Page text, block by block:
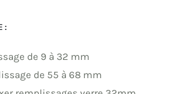
:
de 9 à 32 mm
de 55 à 68 mm